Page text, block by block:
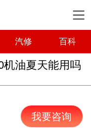
汽修 百科
机油夏天能用吗
我要咨询